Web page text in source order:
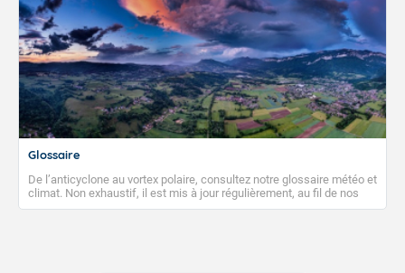
Glossaire
De l’anticyclone au vortex polaire, consultez notre glossaire météo et
climat. Non exhaustif, il est mis à jour régulièrement, au fil de nos
publications. Vous y trouverez également des liens utiles vers nos